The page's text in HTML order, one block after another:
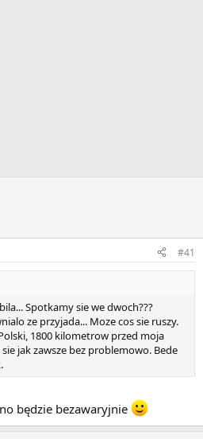
#41
Spotkamy sie we dwoch???
ze przyjada... Moze cos sie ruszy.
1800 kilometrow przed moja
jak zawsze bez problemowo. Bede
będzie bezawaryjnie